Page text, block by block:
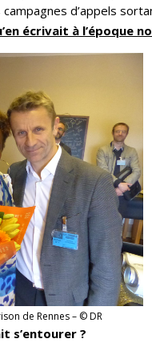
d’appels
écrivait à l’époque
de Rennes – © DR
s’entourer ?